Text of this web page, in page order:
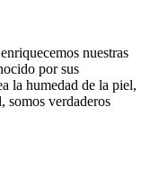
nuestras
por sus
la humedad de la piel,
verdaderos